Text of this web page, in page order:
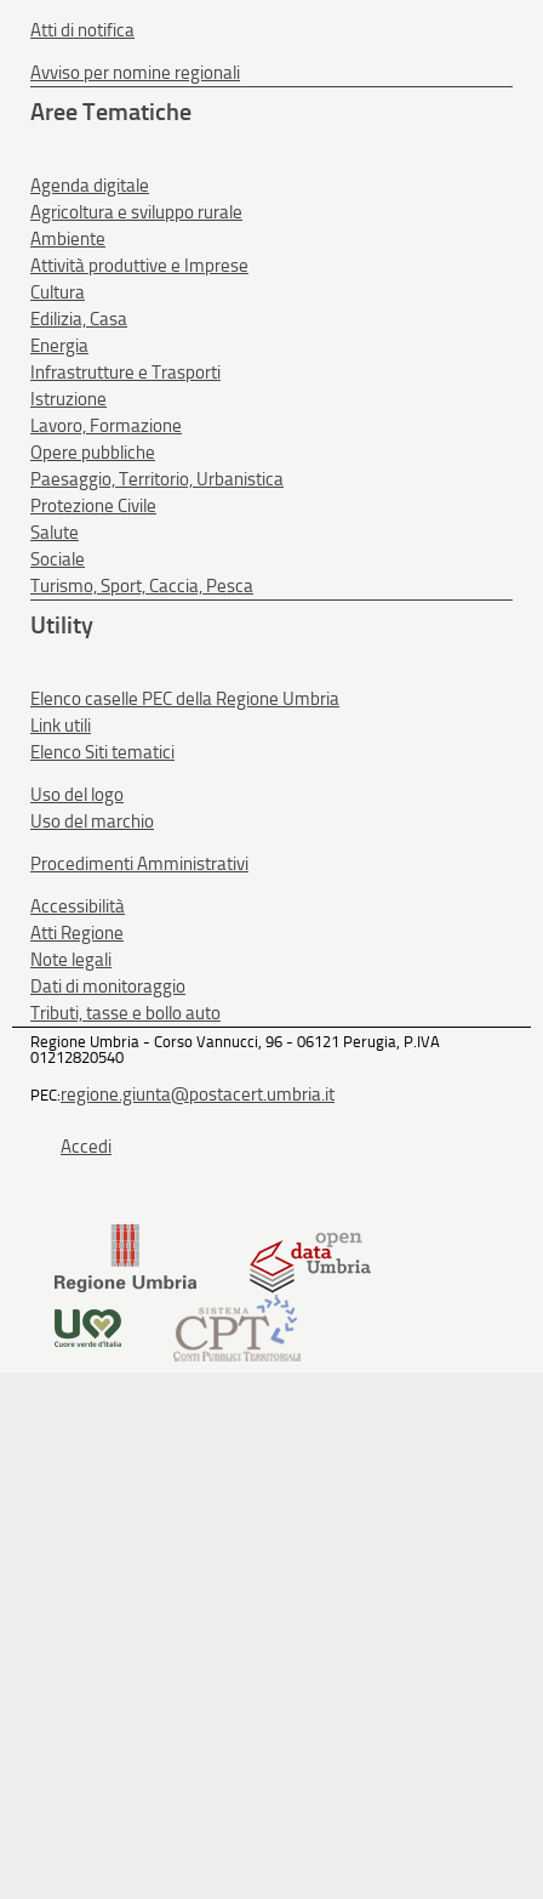
Atti di notifica
Avviso per nomine regionali
Aree Tematiche
Agenda digitale
Agricoltura e sviluppo rurale
Ambiente
Attività produttive e Imprese
Cultura
Edilizia, Casa
Energia
Infrastrutture e Trasporti
Istruzione
Lavoro, Formazione
Opere pubbliche
Paesaggio, Territorio, Urbanistica
Protezione Civile
Salute
Sociale
Turismo, Sport, Caccia, Pesca
Utility
Elenco caselle PEC della Regione Umbria
Link utili
Elenco Siti tematici
Uso del logo
Uso del marchio
Procedimenti Amministrativi
Accessibilità
Atti Regione
Note legali
Dati di monitoraggio
Tributi, tasse e bollo auto
Regione Umbria - Corso Vannucci, 96 - 06121 Perugia, P.IVA
01212820540
PEC:regione.giunta@postacert.umbria.it
Accedi